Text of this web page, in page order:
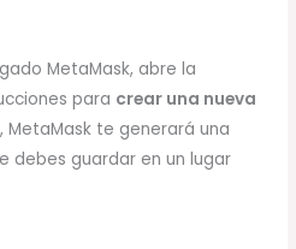
MetaMask, abre la
para crear una nueva
MetaMask te generará una
debes guardar en un lugar